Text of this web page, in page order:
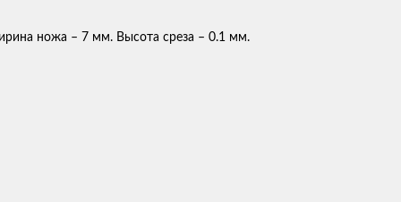
ножа – 7 мм. Высота среза – 0.1 мм.